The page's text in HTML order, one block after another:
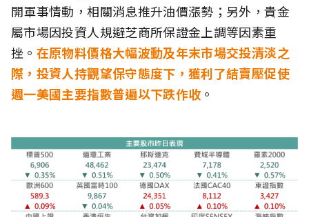
開軍事情動，相關消息推升油價漲勢；另外，貴金
屬市場因投資人規避芝商所保證金上調等因素重
挫。 在原物料價格大幅波動及年末市場交投清淡之
際，投資人持觀望保守態度下，獲利了結賣壓促使
週一美國主要指數普遍以下跌作收 。